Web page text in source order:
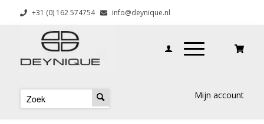
+31 (0) 162 574754 info@deynique.nl
Mijn account